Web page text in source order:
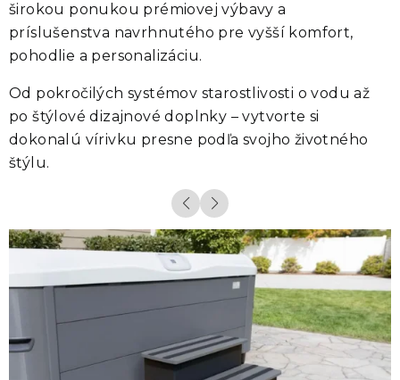
širokou ponukou prémiovej výbavy a
príslušenstva navrhnutého pre vyšší komfort,
pohodlie a personalizáciu.
Od pokročilých systémov starostlivosti o vodu až
po štýlové dizajnové doplnky – vytvorte si
dokonalú vírivku presne podľa svojho životného
štýlu.